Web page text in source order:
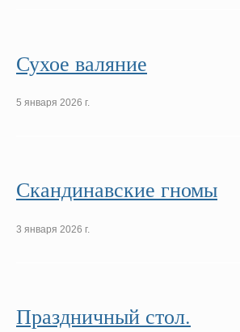
Сухое валяние
5 января 2026 г.
Скандинавские гномы
3 января 2026 г.
Праздничный стол.